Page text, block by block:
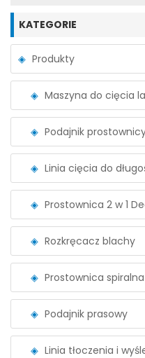
KATEGORIE
Produkty
Maszyna do cięcia
Podajnik
Linia cięcia do
Prostownica 2 w 1
Rozkręcacz blachy
Prostownica spiralna
Podajnik prasowy
Linia tłoczenia i